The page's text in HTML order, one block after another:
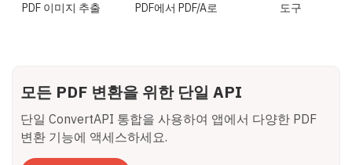
PDF 이미지 추출 PDF에서 PDF/A로 도구
모든 PDF 변환을 위한 단일 API
단일 ConvertAPI 통합을 사용하여 앱에서 다양한 PDF
변환 기능에 액세스하세요.